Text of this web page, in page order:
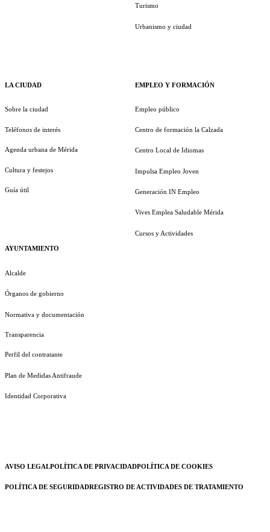
LA CIUDAD
Sobre la ciudad
Teléfonos de interés
Agenda urbana de Mérida
Cultura y festejos
Guía útil
AYUNTAMIENTO
Alcalde
Órganos de gobierno
Normativa y documentación
Transparencia
Perfil del contratante
Plan de Medidas Antifraude
Identidad Corporativa
Turismo
Urbanismo y ciudad
EMPLEO Y FORMACIÓN
Empleo público
Centro de formación la Calzada
Centro Local de Idiomas
Impulsa Empleo Joven
Generación IN Empleo
Vives Emplea Saludable Mérida
Cursos y Actividades
AVISO LEGALPOLÍTICA DE PRIVACIDADPOLÍTICA DE COOKIES
POLÍTICA DE SEGURIDADREGISTRO DE ACTIVIDADES DE TRATAMIENTO